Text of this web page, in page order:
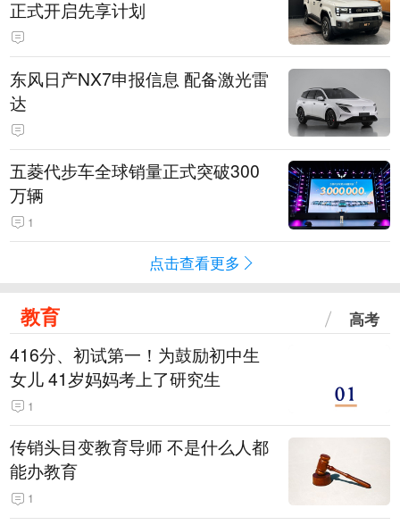
正式开启先享计划
东风日产NX7申报信息 配备激光雷
达
五菱代步车全球销量正式突破300
万辆
1
点击查看更多
教育 高考
416分、初试第一！为鼓励初中生
女儿 41岁妈妈考上了研究生
1
传销头目变教育导师 不是什么人都
能办教育
1